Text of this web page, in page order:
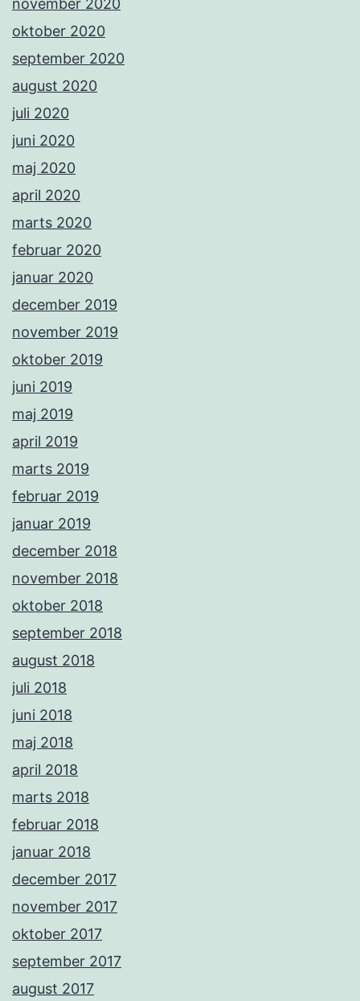
november 2020
oktober 2020
september 2020
august 2020
juli 2020
juni 2020
maj 2020
april 2020
marts 2020
februar 2020
januar 2020
december 2019
november 2019
oktober 2019
juni 2019
maj 2019
april 2019
marts 2019
februar 2019
januar 2019
december 2018
november 2018
oktober 2018
september 2018
august 2018
juli 2018
juni 2018
maj 2018
april 2018
marts 2018
februar 2018
januar 2018
december 2017
november 2017
oktober 2017
september 2017
august 2017